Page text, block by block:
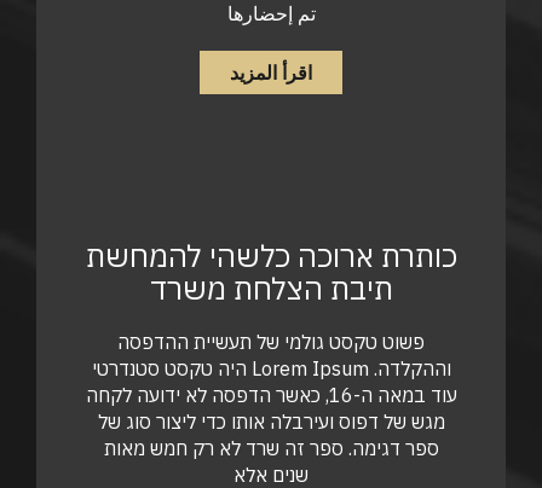
تم إحضارها
اقرأ المزيد
כותרת ארוכה כלשהי להמחשת
תיבת הצלחת משרד
פשוט טקסט גולמי של תעשיית ההדפסה
וההקלדה. Lorem Ipsum היה טקסט סטנדרטי
עוד במאה ה-16, כאשר הדפסה לא ידועה לקחה
מגש של דפוס ועירבלה אותו כדי ליצור סוג של
ספר דגימה. ספר זה שרד לא רק חמש מאות
שנים אלא